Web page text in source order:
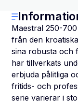
Maestral 250-
från den
sina robusta och
har tillverkats
erbjuda pålitliga
fritids- och
serie varierar i